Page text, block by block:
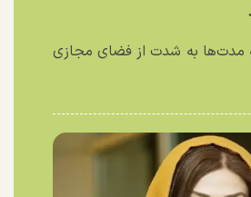
مدت‌ها به شدت از فضای مجازی